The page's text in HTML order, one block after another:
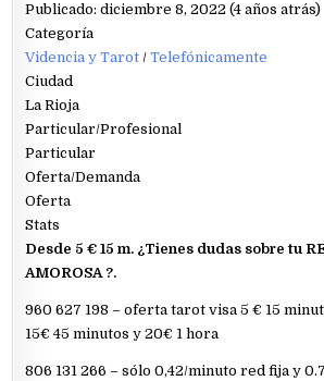
Publicado: diciembre 8, 2022 (4 años atrás)
Categoría
Videncia y Tarot /Telefónicamente
Ciudad
La Rioja
Particular/Profesional
Particular
Oferta/Demanda
Oferta
Stats
Desde 5 € 15 m. ¿Tienes dudas sobre tu
AMOROSA ?.
960 627 198 – oferta tarot visa 5 € 15
15€ 45 minutos y 20€ 1 hora
806 131 266 – sólo 0,42/minuto red fija y